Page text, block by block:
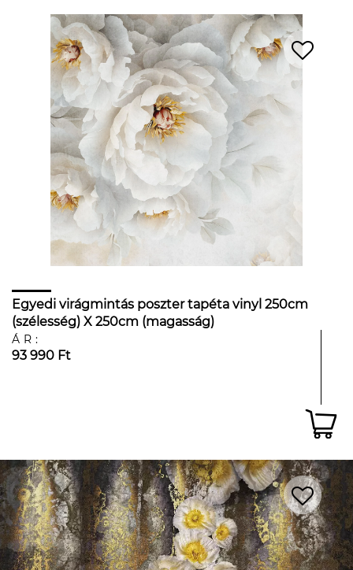
Egyedi virágmintás poszter tapéta vinyl 250cm
(szélesség) X 250cm (magasság)
ÁR:
93 990 Ft